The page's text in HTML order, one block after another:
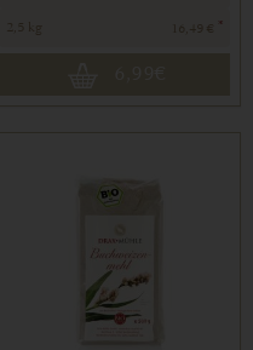
2,5 kg 16,49 € *